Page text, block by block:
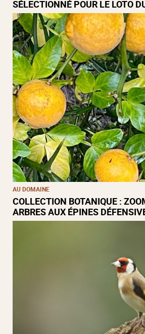
SÉLECTIONNÉ POUR LE LOTO
AU DOMAINE
COLLECTION BOTANIQUE :
ARBRES AUX ÉPINES